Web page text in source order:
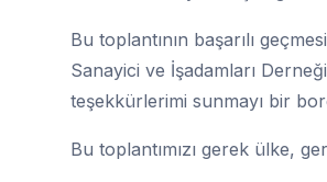
Bu toplantının başarılı
Sanayici ve İşadamları
teşekkürlerimi sunmayı bir
Bu toplantımızı gerek ülke,